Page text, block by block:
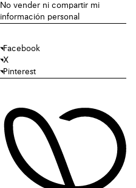
No vender ni compartir mi
información personal
Facebook
X
Pinterest